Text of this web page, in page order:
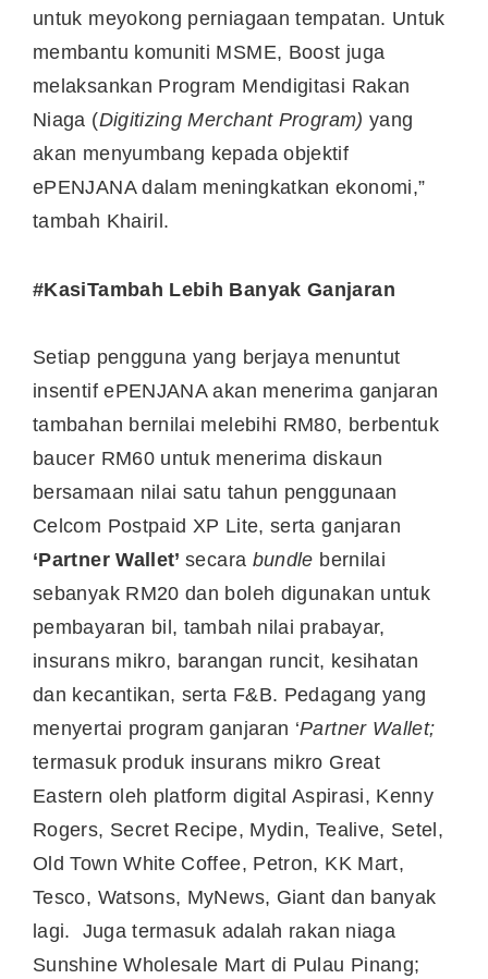
untuk meyokong perniagaan tempatan. Untuk
membantu komuniti MSME, Boost juga
melaksankan Program Mendigitasi Rakan
Niaga (Digitizing Merchant Program) yang
akan menyumbang kepada objektif
ePENJANA dalam meningkatkan ekonomi,”
tambah Khairil.
#KasiTambah Lebih Banyak Ganjaran
Setiap pengguna yang berjaya menuntut
insentif ePENJANA akan menerima ganjaran
tambahan bernilai melebihi RM80, berbentuk
baucer RM60 untuk menerima diskaun
bersamaan nilai satu tahun penggunaan
Celcom Postpaid XP Lite, serta ganjaran
‘Partner Wallet’secara bundle bernilai
sebanyak RM20 dan boleh digunakan untuk
pembayaran bil, tambah nilai prabayar,
insurans mikro, barangan runcit, kesihatan
dan kecantikan, serta F&B. Pedagang yang
menyertai program ganjaran ‘Partner Wallet;
termasuk produk insurans mikro Great
Eastern oleh platform digital Aspirasi, Kenny
Rogers, Secret Recipe, Mydin, Tealive, Setel,
Old Town White Coffee, Petron, KK Mart,
Tesco, Watsons, MyNews, Giant dan banyak
lagi. Juga termasuk adalah rakan niaga
Sunshine Wholesale Mart di Pulau Pinang;